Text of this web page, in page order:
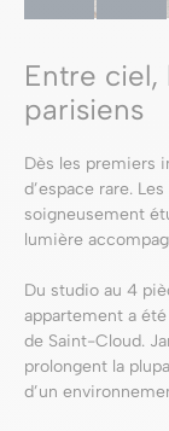
Entre
parisiens
Dès les premiers
d’espace rare.
soigneusement
lumière
Du studio au 4
appartement a
de Saint-Cloud.
prolongent la
d’un